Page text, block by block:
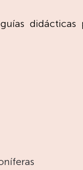
didácticas